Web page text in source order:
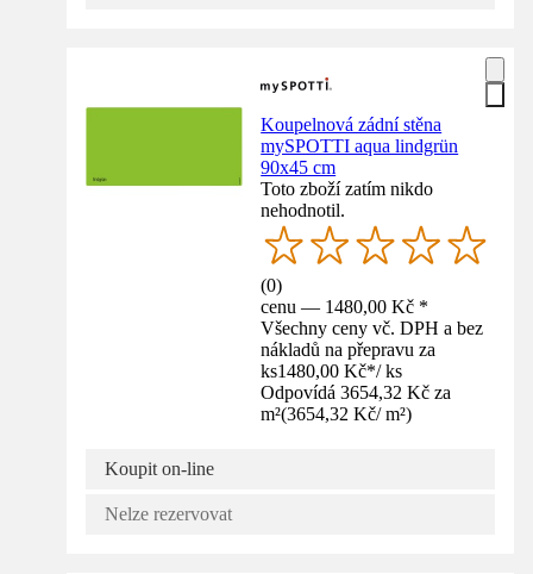
Koupelnová zádní stěna
mySPOTTI aqua lindgrün
90x45 cm
Toto zboží zatím nikdo
nehodnotil.
(0)
cenu — 1480,00 Kč *
Všechny ceny vč. DPH a bez
nákladů na přepravu za
ks1480,00 Kč*/ ks
Odpovídá 3654,32 Kč za
m²(3654,32 Kč/ m²)
Koupit on-line
Nelze rezervovat